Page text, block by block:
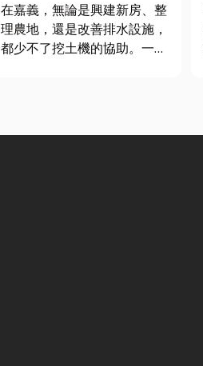
在嘉義，無論是興建新房、整
理農地，還是改善排水設施，
都少不了挖土機的協助。一台